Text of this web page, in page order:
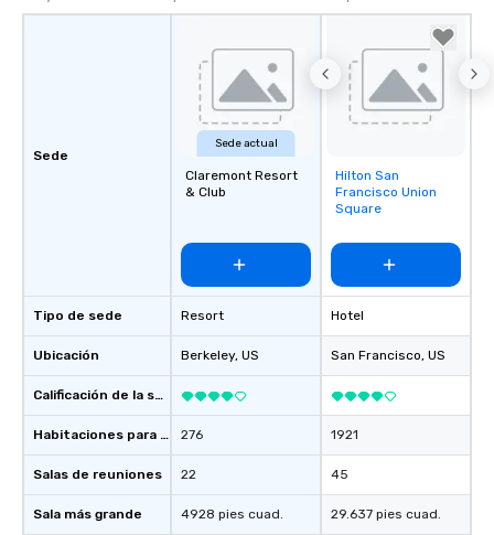
Sede
Tipo de sede
Ubicación
Calificación de la sede
Habitaciones para huéspedes
Salas de reuniones
Sala más grande
Sede actual
Claremont Resort
& Club
Resort
Berkeley, US
276
22
4928 pies cuad.
Removed from
favorites
Hilton San
Francisco Union
Square
Hotel
San Francisco, US
1921
45
29.637 pies cuad.